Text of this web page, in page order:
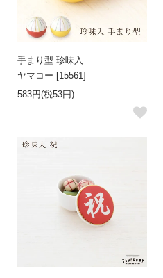
手まり型 珍味入
ヤマコー [15561]
583円(税53円)